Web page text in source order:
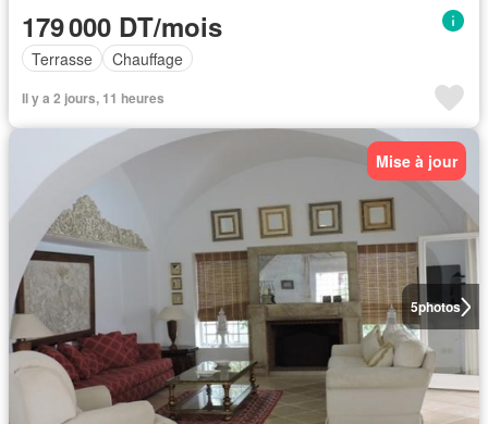
179 000 DT/mois
Terrasse Chauffage
Il y a 2 jours, 11 heures
5photos
Mise à jour